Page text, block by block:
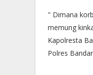
" Dimana
memung
Kapolresta
Polres